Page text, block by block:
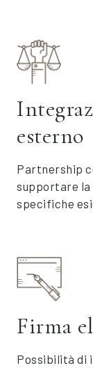
esterno
Partnership
supportare la
specifiche
Firma
Possibilità di